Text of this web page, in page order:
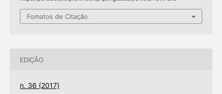
Fomatos de Citação
EDIÇÃO
n. 36 (2017)